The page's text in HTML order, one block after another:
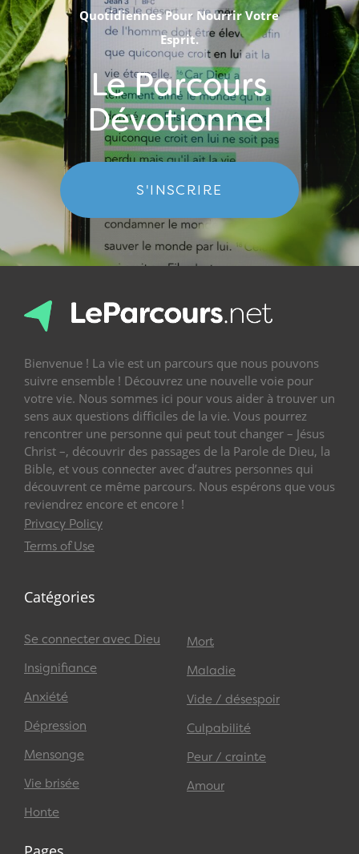
Quotidiennes Pour Nourrir Votre
Esprit.
Le Parcours
Dévotionnel
S'INSCRIRE
Bienvenue ! La vie est un parcours que nous pouvons
suivre ensemble ! Découvrez une nouvelle voie pour
votre vie. Nous sommes ici pour vous aider à trouver un
sens aux questions difficiles de la vie. Vous pourrez
rencontrer une personne qui peut tout changer – Jésus
Christ –, découvrir des passages de la Parole de Dieu, la
Bible, et vous connecter avec d’autres personnes qui
découvrent ce même parcours. Nous espérons que vous
reviendrez encore et encore !
Privacy Policy
Terms of Use
Catégories
Se connecter avec Dieu
Insignifiance
Anxiété
Dépression
Mensonge
Vie brisée
Honte
Mort
Maladie
Vide / désespoir
Culpabilité
Peur / crainte
Amour